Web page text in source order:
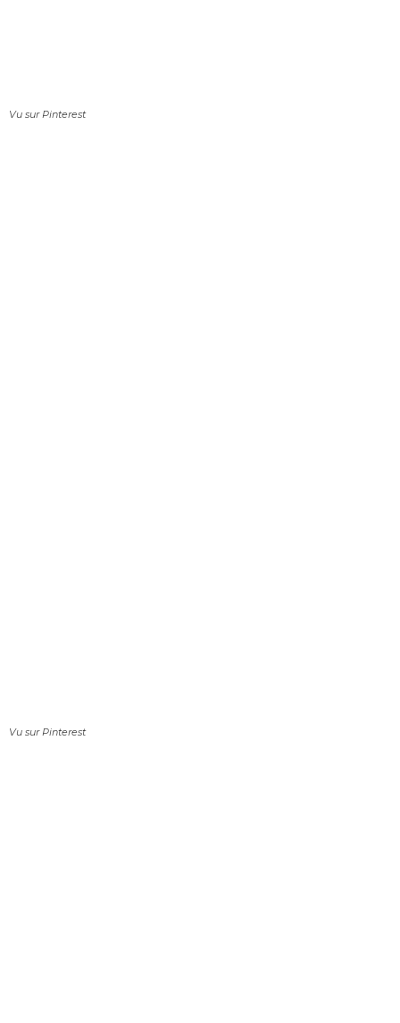
Vu sur Pinterest
Vu sur Pinterest